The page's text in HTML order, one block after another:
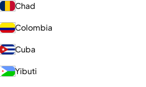
Chad
Colombia
Cuba
Yibuti